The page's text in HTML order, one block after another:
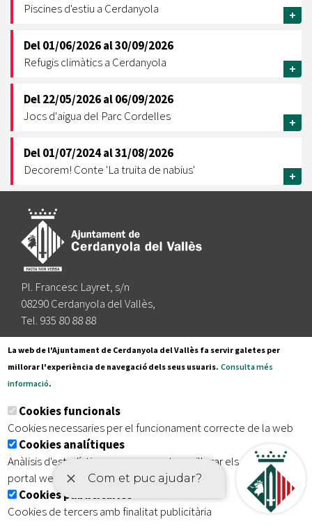
Piscines d'estiu a Cerdanyola
+
Del01/06/2026al30/09/2026
Refugis climàtics a Cerdanyola
+
Del22/05/2026al06/09/2026
Jocs d'aigua del Parc Cordelles
+
Del01/07/2024al31/08/2026
Decorem! Conte 'La truita de nabius'
+
Pl. Francesc Layret, s/n
08290 Cerdanyola del Vallès,
Tel. 935 80 88 88
Segueix-nos a:
Subscriu-te al nostre butlletí
Inici | Avís legal | Protecció de dades Mapa del lloc
| Accessibilitat
La web de l'Ajuntament de Cerdanyola del Vallès fa servir galetes per
millorar l'experiència de navegació dels seus usuaris. Consulta més
informació.
Cookies funcionals
Cookies necessaries per el funcionament correcte de la web
Cookies analítiques
Anàlisis d'estadístiques que permeten millorar els serveis del
portal web
Cookies publicitàries
Cookies de tercers amb finalitat publicitària